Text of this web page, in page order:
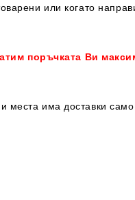
или когато
поръчката Ви
места има доставки